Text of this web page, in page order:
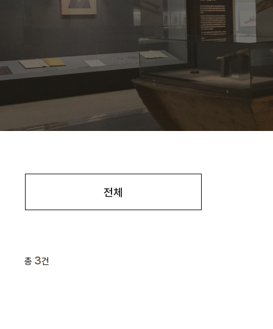
전체
총 3건